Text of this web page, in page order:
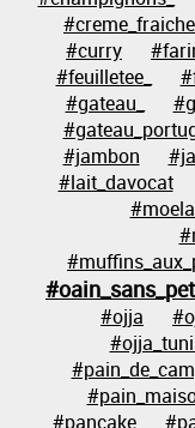
#curry
#feuilletee_
#gateau_
#jambon
#lait_davocat
#ojja
#pancake